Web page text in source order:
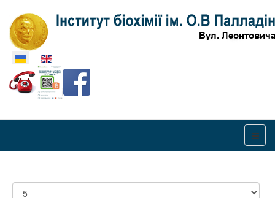
Оберіть свою мову
Показувати